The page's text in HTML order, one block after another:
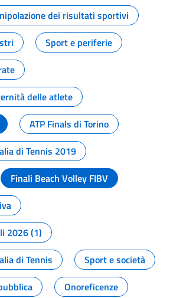
dei risultati sportivi
Sport e periferie
delle atlete
ATP Finals di Torino
di Tennis 2019
Finali Beach Volley FIBV
2026 (1)
di Tennis
Sport e società
Onoreficenze